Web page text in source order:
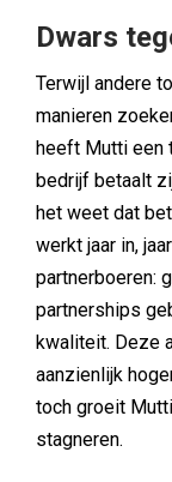
Dwars
Terwijl andere
manieren
heeft Mutti een
bedrijf betaalt
het weet dat
werkt jaar in,
partnerboeren:
partnerships
kwaliteit. Deze
aanzienlijk
toch groeit
stagneren.